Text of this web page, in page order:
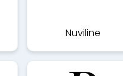
Nuviline